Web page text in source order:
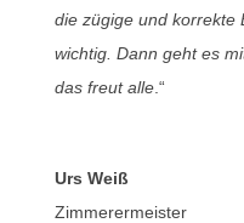
die zügige und korrekte
wichtig. Dann geht es
das freut alle.“
Urs Weiß
Zimmerermeister